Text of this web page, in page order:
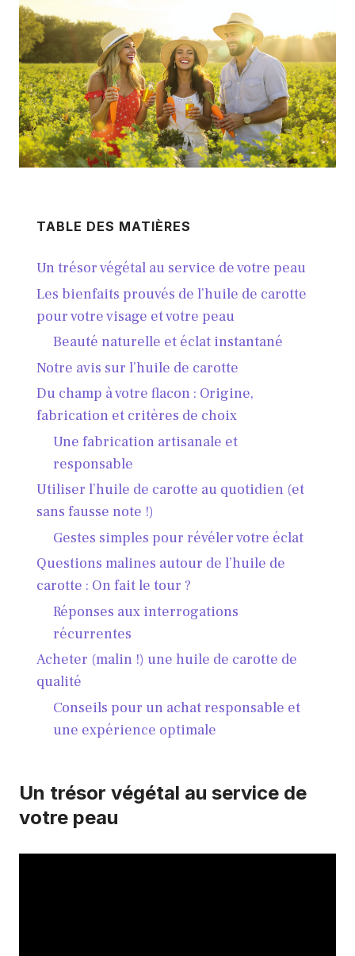
TABLE DES MATIÈRES
Un trésor végétal au service de votre peau
Les bienfaits prouvés de l’huile de carotte
pour votre visage et votre peau
Beauté naturelle et éclat instantané
Notre avis sur l’huile de carotte
Du champ à votre flacon : Origine,
fabrication et critères de choix
Une fabrication artisanale et
responsable
Utiliser l’huile de carotte au quotidien (et
sans fausse note !)
Gestes simples pour révéler votre éclat
Questions malines autour de l’huile de
carotte : On fait le tour ?
Réponses aux interrogations
récurrentes
Acheter (malin !) une huile de carotte de
qualité
Conseils pour un achat responsable et
une expérience optimale
Un trésor végétal au service de
votre peau